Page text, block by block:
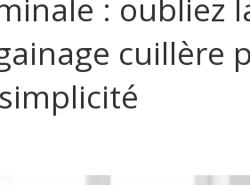
: oubliez
cuillère